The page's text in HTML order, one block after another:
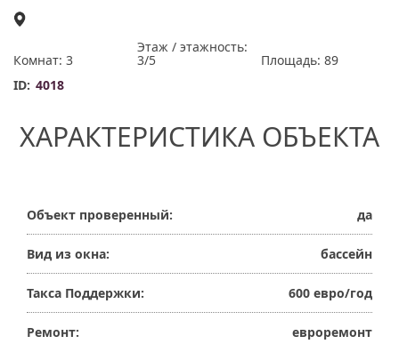
Комнат: 3
Этаж / этажность:
3/5
Площадь: 89
ID: 4018
ХАРАКТЕРИСТИКА ОБЪЕКТА
Объект проверенный: да
Вид из окна: бассейн
Такса Поддержки: 600 евро/год
Ремонт: евроремонт